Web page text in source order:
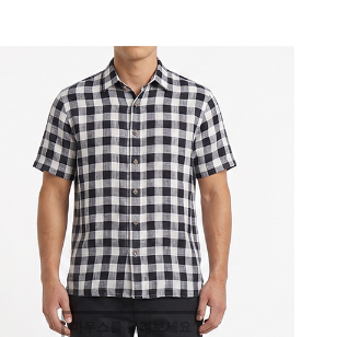
마우스를 올려보세요